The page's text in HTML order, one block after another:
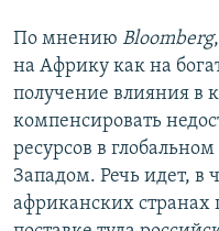
По мнению Bloomberg
на Африку как на
получение влияния в
компенсировать
ресурсов в
Западом. Речь идет, в
африканских